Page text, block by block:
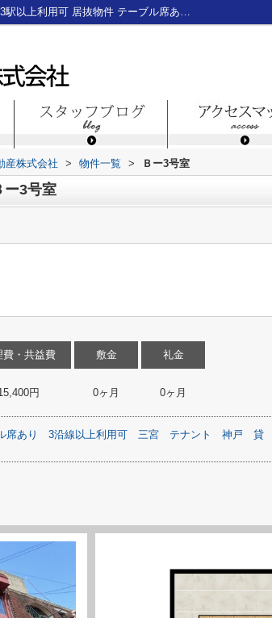
神戸市中央区中山手通１丁目の賃貸物件Ｂー3号室｜地下物件 3駅以上利用可 居抜物件 テーブル席あり 3沿線以上利用可 三宮 テナント 神戸 貸 事務所 居抜き 物件 神戸空きテナント｜神戸三宮のテナント・貸店舗・貸事務所なら神戸と大阪の不動産株式会社
産株式会社 > 物件一覧 > Ｂー3号室
ー3号室
費・共益費
円
敷金
0ヶ月
礼金
0ヶ月
席あり 3沿線以上利用可 三宮 テナント 神戸
貸